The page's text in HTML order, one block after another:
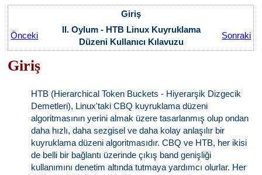
Giriş
Önceki
II. Oylum - HTB Linux Kuyruklama
Düzeni Kullanıcı Kılavuzu
Sonraki
Giriş
HTB (Hierarchical Token Buckets - Hiyerarşik Dizgecik
Demetleri), Linux'taki CBQ kuyruklama düzeni
algoritmasının yerini almak üzere tasarlanmış olup ondan
daha hızlı, daha sezgisel ve daha kolay anlaşılır bir
kuyruklama düzeni algoritmasıdır. CBQ ve HTB, her ikisi
de belli bir bağlantı üzerinde çıkış band genişliği
kullanımını denetim altında tutmaya yardımcı olurlar. Her